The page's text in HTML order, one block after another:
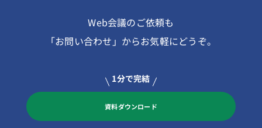
Web会議のご依頼も
「お問い合わせ」からお気軽にどうぞ。
1分で完結
資料ダウンロード